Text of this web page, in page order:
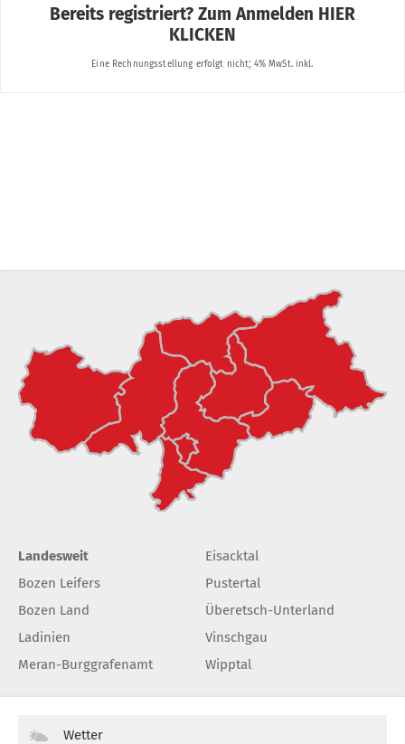
Landesweit
Bozen Leifers
Bozen Land
Ladinien
Meran-Burggrafenamt
Eisacktal
Pustertal
Überetsch-Unterland
Vinschgau
Wipptal
Wetter